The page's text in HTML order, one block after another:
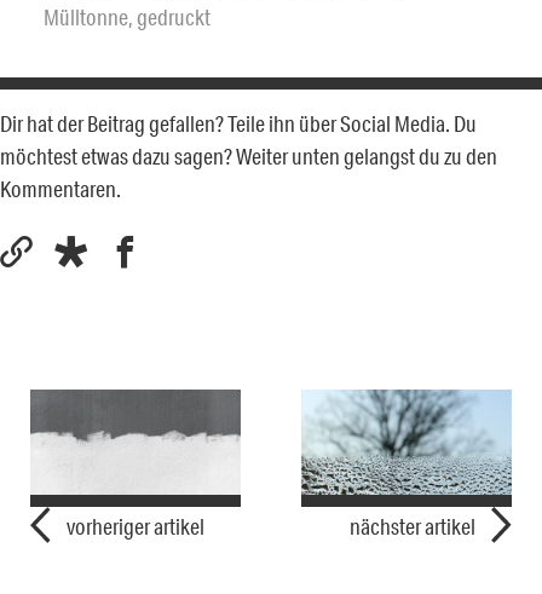
Mülltonne, gedruckt
Dir hat der Beitrag gefallen? Teile ihn über Social Media. Du
möchtest etwas dazu sagen? Weiter unten gelangst du zu den
Kommentaren.
vorheriger artikel nächster artikel